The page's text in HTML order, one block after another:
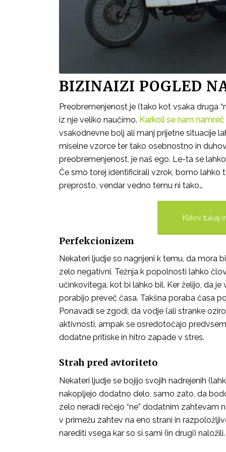
BIZINAIZI POGLED
Preobremenjenost je (tako kot vsaka druga
iz nje veliko naučimo. Karkoli se nam
vsakodnevne bolj ali manj prijetne situacije
miselne vzorce ter tako osebnostno in
preobremenjenost, je naš ego. Le-ta se
Če smo torej identificirali vzrok, bomo lahko
preprosto, vendar vedno temu ni tako…
Klikni tukaj
Perfekcionizem
Nekateri ljudje so nagnjeni k temu, da mora
zelo negativni. Težnja k popolnosti lahko
učinkovitega, kot bi lahko bil. Ker želijo, da
porabijo preveč časa. Takšna poraba časa
Ponavadi se zgodi, da vodje (ali stranke
aktivnosti, ampak se osredotočajo
dodatne pritiske in hitro zapade v stres.
Strah pred avtoriteto
Nekateri ljudje se bojijo svojih nadrejenih
nakopljejo dodatno delo, samo zato, da
zelo neradi rečejo “ne” dodatnim zahtevam
v primežu zahtev na eno strani in
narediti vsega kar so si sami (in drugi) naložili.